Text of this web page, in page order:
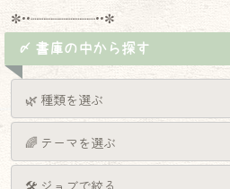
✼••┈┈┈┈┈┈┈┈┈••✼
〆 書庫の中から探す